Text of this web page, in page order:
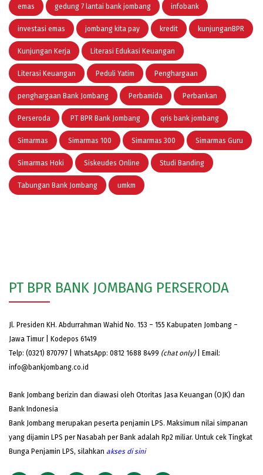
emas gedung 7 lantai bank jombang infobank
investasi emas jombang kita pay kredit kunjunganBPR
Kunjungan Kerja Literasi Edukasi Keuangan
Literasi Keuangan Peduli Yatim Penghargaan
penghargaan Bank Jombang Perbamida Perbankan
Perseroda PT BPR Bank Jombang qris bank jombang
Simarmas Simarmas 100 Simarmas 300 Simarmas Guru
Simarmas Hoki Siskeudes Online Studi Banding
Tabungan Bank Jombang umkm
PT BPR BANK JOMBANG PERSERODA
Jl. Presiden KH. Abdurrahman Wahid No. 153 – 155 Kabupaten Jombang –
Jawa Timur | Kodepos 61419
Telp: (0321) 870797 | WhatsApp: 0812 1688 8499 (chat only)| Email:
info@bankjombang.co.id
Bank Jombang berizin dan diawasi oleh Otoritas Jasa Keuangan (OJK) dan
Bank Indonesia
Bank Jombang merupakan peserta penjamin LPS. Maksimum nilai simpanan
yang dijamin LPS per Nasabah per Bank adalah Rp2 miliar. Untuk cek Tingkat
Bunga Penjamin LPS, silahkan akses di sini